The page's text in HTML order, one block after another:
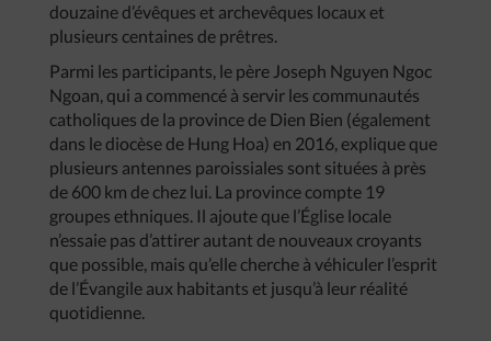
douzaine d’évêques et archevêques locaux et
plusieurs centaines de prêtres.
Parmi les participants, le père Joseph Nguyen Ngoc
Ngoan, qui a commencé à servir les communautés
catholiques de la province de Dien Bien (également
dans le diocèse de Hung Hoa) en 2016, explique que
plusieurs antennes paroissiales sont situées à près
de 600 km de chez lui. La province compte 19
groupes ethniques. Il ajoute que l’Église locale
n’essaie pas d’attirer autant de nouveaux croyants
que possible, mais qu’elle cherche à véhiculer l’esprit
de l’Évangile aux habitants et jusqu’à leur réalité
quotidienne.